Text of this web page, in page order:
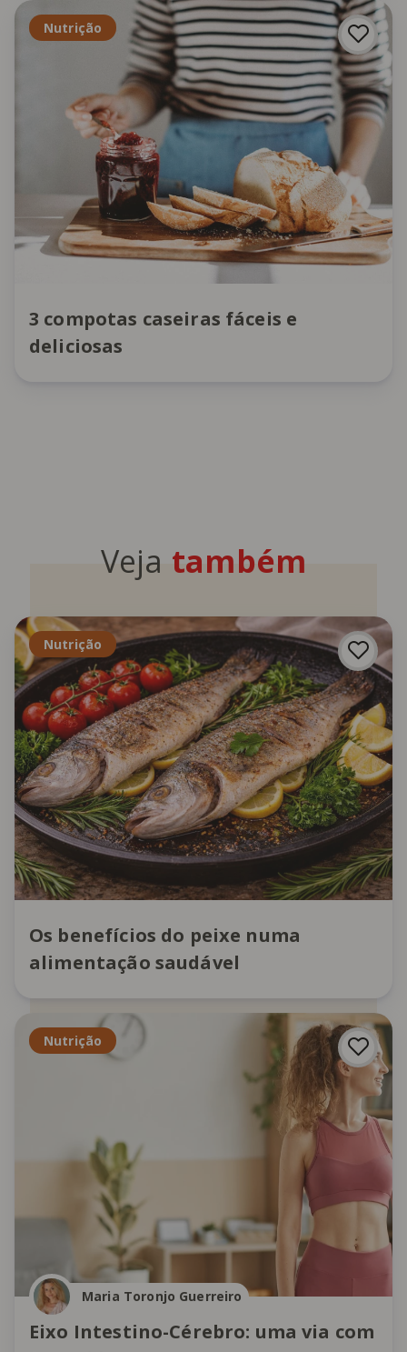
Nutrição
3 compotas caseiras fáceis e
deliciosas
Veja também
Nutrição
Os benefícios do peixe numa
alimentação saudável
Nutrição
Maria Toronjo Guerreiro
Eixo Intestino-Cérebro: uma via com